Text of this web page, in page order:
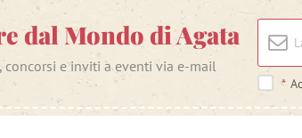
dal Mondo di Agata
concorsi e inviti a eventi via e-mail
*